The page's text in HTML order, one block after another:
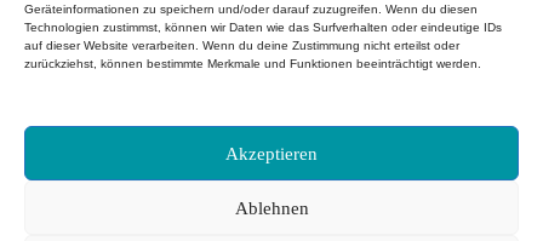
Geräteinformationen zu speichern und/oder darauf zuzugreifen. Wenn du diesen
Technologien zustimmst, können wir Daten wie das Surfverhalten oder eindeutige IDs
auf dieser Website verarbeiten. Wenn du deine Zustimmung nicht erteilst oder
zurückziehst, können bestimmte Merkmale und Funktionen beeinträchtigt werden.
Akzeptieren
Ablehnen